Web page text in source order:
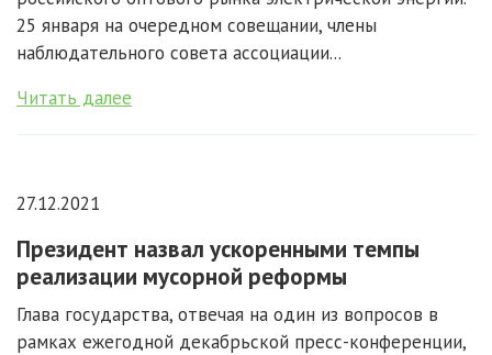
25 января на очередном совещании, члены
наблюдательного совета ассоциации...
Читать далее
27.12.2021
Президент назвал ускоренными темпы
реализации мусорной реформы
Глава государства, отвечая на один из вопросов в
рамках ежегодной декабрьской пресс-конференции,